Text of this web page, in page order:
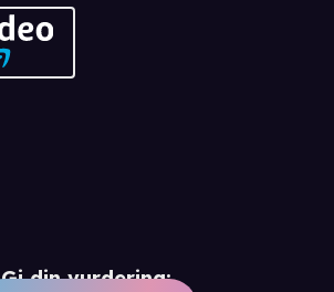
Gi din vurdering: